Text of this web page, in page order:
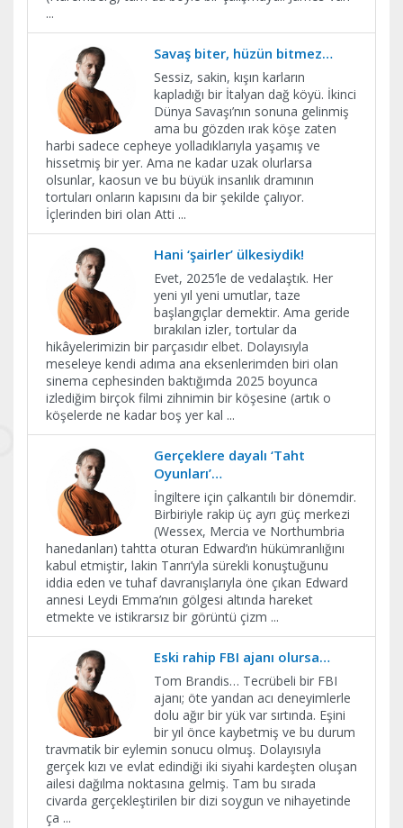
...
Savaş biter, hüzün bitmez…
Sessiz, sakin, kışın karların
kapladığı bir İtalyan dağ köyü. İkinci
Dünya Savaşı’nın sonuna gelinmiş
ama bu gözden ırak köşe zaten
harbi sadece cepheye yolladıklarıyla yaşamış ve
hissetmiş bir yer. Ama ne kadar uzak olurlarsa
olsunlar, kaosun ve bu büyük insanlık dramının
tortuları onların kapısını da bir şekilde çalıyor.
İçlerinden biri olan Atti ...
Hani ‘şairler’ ülkesiydik!
Evet, 2025’le de vedalaştık. Her
yeni yıl yeni umutlar, taze
başlangıçlar demektir. Ama geride
bırakılan izler, tortular da
hikâyelerimizin bir parçasıdır elbet. Dolayısıyla
meseleye kendi adıma ana eksenlerimden biri olan
sinema cephesinden baktığımda 2025 boyunca
izlediğim birçok filmi zihnimin bir köşesine (artık o
köşelerde ne kadar boş yer kal ...
Gerçeklere dayalı ‘Taht
Oyunları’…
İngiltere için çalkantılı bir dönemdir.
Birbiriyle rakip üç ayrı güç merkezi
(Wessex, Mercia ve Northumbria
hanedanları) tahtta oturan Edward’ın hükümranlığını
kabul etmiştir, lakin Tanrı’yla sürekli konuştuğunu
iddia eden ve tuhaf davranışlarıyla öne çıkan Edward
annesi Leydi Emma’nın gölgesi altında hareket
etmekte ve istikrarsız bir görüntü çizm ...
Eski rahip FBI ajanı olursa…
Tom Brandis… Tecrübeli bir FBI
ajanı; öte yandan acı deneyimlerle
dolu ağır bir yük var sırtında. Eşini
bir yıl önce kaybetmiş ve bu durum
travmatik bir eylemin sonucu olmuş. Dolayısıyla
gerçek kızı ve evlat edindiği iki siyahi kardeşten oluşan
ailesi dağılma noktasına gelmiş. Tam bu sırada
civarda gerçekleştirilen bir dizi soygun ve nihayetinde
ça ...